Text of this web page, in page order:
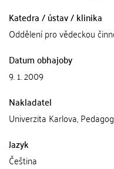
Katedra / ústav / klinika
Oddělení pro vědeckou
Datum obhajoby
9. 1. 2009
Nakladatel
Univerzita Karlova,
Jazyk
Čeština